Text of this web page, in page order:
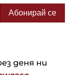
деня ни